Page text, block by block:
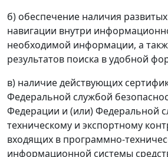
б) обеспечение наличия
навигации внутри
необходимой информации, а
результатов поиска в удобной
в) наличие действующих
Федеральной службой
Федерации и (или) Федеральной
техническому и экспортному
входящих в программно-
информационной системы